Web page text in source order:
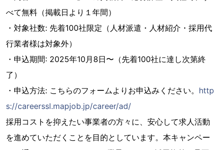
べて無料（掲載日より１年間）
・対象社数: 先着100社限定（人材派遣・人材紹介・採用代
行業者様は対象外）
・申込期間: 2025年10月8日〜（先着100社に達し次第終
了）
・申込方法: こちらのフォームよりお申込みください。 http
s://careerssl.mapjob.jp/career/ad/
採用コストを抑えたい事業者の方々に、安心して求人活動
を進めていただくことを目的としています。本キャンペー